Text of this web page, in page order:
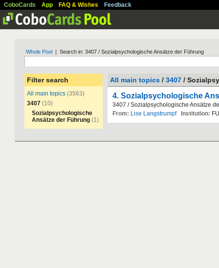
CoboCards App FAQ & Wishes Feedback
Whole Pool | Search in: 3407 / Sozialpsychologische Ansätze der Führung
Filter search
All main topics (3563)
3407 (10)
Sozialpsychologische
Ansätze der Führung (1)
All main topics / 3407 /
4. Sozialpsychologische
3407 /Sozialpsychologische Ansätze
From: Lise Langstrumpf Institution: FU